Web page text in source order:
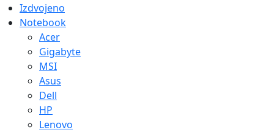
Izdvojeno
Notebook
Acer
Gigabyte
MSI
Asus
Dell
HP
Lenovo